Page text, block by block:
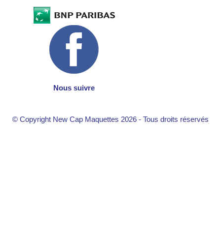
Nous suivre
© Copyright New Cap Maquettes 2026 - Tous droits réservés